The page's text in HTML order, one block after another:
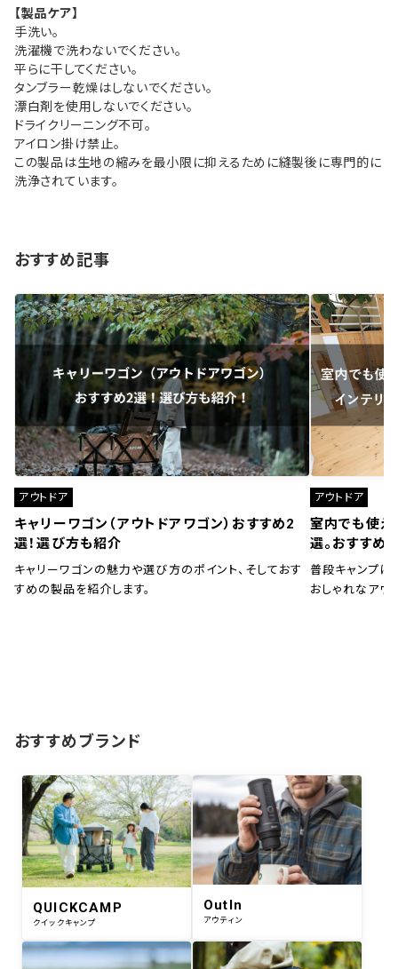
【製品ケア】
手洗い。
洗濯機で洗わないでください。
平らに干してください。
タンブラー乾燥はしないでください。
漂白剤を使用しないでください。
ドライクリーニング不可。
アイロン掛け禁止。
この製品は生地の縮みを最小限に抑えるために縫製後に専門的に
洗浄されています。
おすすめ記事
アウトドア
キャリーワゴン（アウトドアワゴン）おすすめ2
選！選び方も紹介
キャリーワゴンの魅力や選び方のポイント、そしておす
すめの製品を紹介します。
アウトドア
室内でも使え
選。おすすめ
普段キャンプに
おしゃれなアウ
おすすめブランド
QUICKCAMP
クイックキャンプ
OutIn
アウティン